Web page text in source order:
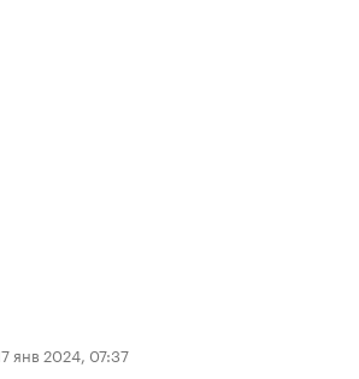
янв 2024, 07:37